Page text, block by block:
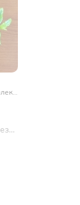
Пеллиония вариегатная, редкое коллекционное растен